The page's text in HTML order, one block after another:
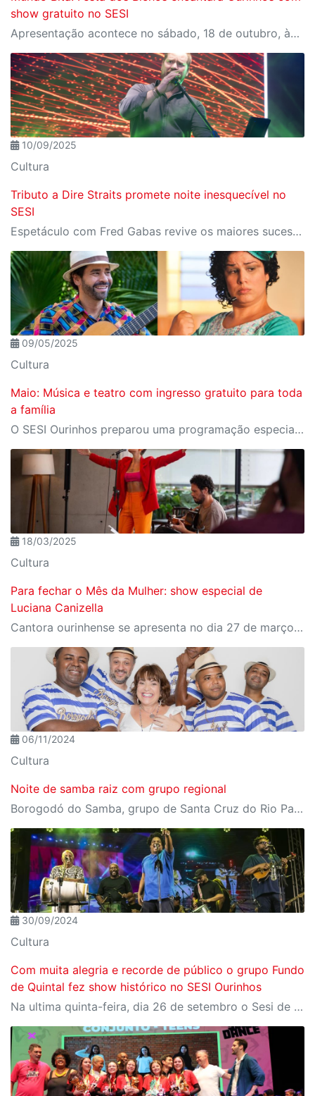
show gratuito no SESI
Apresentação acontece no sábado, 18 de outubro, às 18h, no SESI Ourinhos, com reserva gratuita de ingressos pelo Meu SESI
10/09/2025
Cultura
Tributo a Dire Straits promete noite inesquecível no
SESI
Espetáculo com Fred Gabas revive os maiores sucessos da icônica banda britânica no dia 25 de setembro
09/05/2025
Cultura
Maio: Música e teatro com ingresso gratuito para toda
a família
O SESI Ourinhos preparou uma programação especial para o mês de maio, com atrações culturais gratuitas que prometem encantar públicos de todas as idades. A agenda reúne teatro e música em dois eventos que destacam a riqueza da arte brasileira e a criatividade na releitura de clássicos.
18/03/2025
Cultura
Para fechar o Mês da Mulher: show especial de
Luciana Canizella
Cantora ourinhense se apresenta no dia 27 de março com espetáculo gratuito
06/11/2024
Cultura
Noite de samba raiz com grupo regional
Borogodó do Samba, grupo de Santa Cruz do Rio Pardo se apresentará na véspera do feriado, dia 14/11 às 20h
30/09/2024
Cultura
Com muita alegria e recorde de público o grupo Fundo
de Quintal fez show histórico no SESI Ourinhos
Na ultima quinta-feira, dia 26 de setembro o Sesi de Ourinhos recebeu o aguardado show do grupo Fundo de Quintal.